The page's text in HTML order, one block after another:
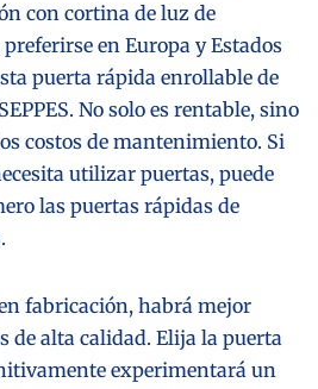
con cortina de luz de
en Europa y Estados
puerta rápida enrollable de
No solo es rentable, sino
costos de mantenimiento. Si
utilizar puertas, puede
las puertas rápidas de
fabricación, habrá mejor
de alta calidad. Elija la puerta
experimentará un